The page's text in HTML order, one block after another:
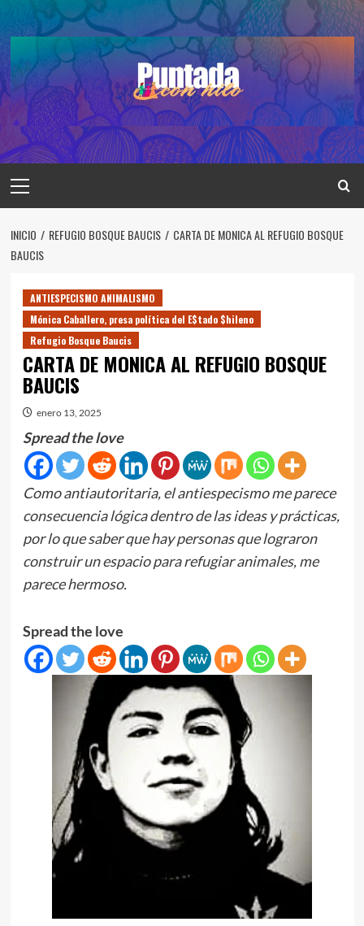
al
contenido
principal
INICIO REFUGIO BOSQUE BAUCIS
CARTA DE MONICA AL REFUGIO BOSQUE
BAUCIS
ANTIESPECISMO ANIMALISMO
Mónica Caballero, presa política del E$tado $hileno
Refugio Bosque Baucis
CARTA DE MONICA AL REFUGIO BOSQUE
BAUCIS
enero 13, 2025
Spread the love
Como antiautoritaria, el antiespecismo me parece
consecuencia lógica dentro de las ideas y prácticas,
por lo que saber que hay personas que lograron
construir un espacio para refugiar animales, me
parece hermoso.
Spread the love